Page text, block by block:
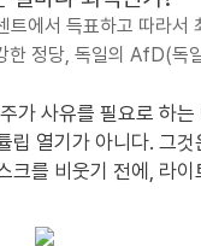
트에서 득표하고 따라서
한 정당, 독일의 AfD(
동 의장 알..
가 사유를 필요로 하는
립 열기가 아니다. 그것
크를 비웃기 전에, 라이